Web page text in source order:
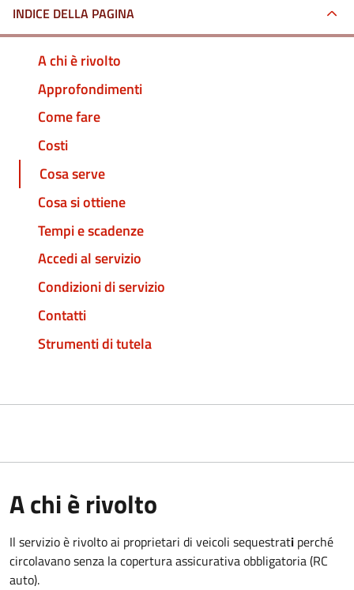
INDICE DELLA PAGINA
A chi è rivolto
Approfondimenti
Come fare
Costi
Cosa serve
Cosa si ottiene
Tempi e scadenze
Accedi al servizio
Condizioni di servizio
Contatti
Strumenti di tutela
A chi è rivolto
Il servizio è rivolto ai proprietari di veicoli sequestrati perché
circolavano senza la copertura assicurativa obbligatoria (RC
auto).